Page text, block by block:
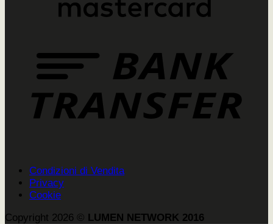
Condizioni di Vendita
Privacy
Cookie
Copyright 2026 © LUMEN NETWORK 2016